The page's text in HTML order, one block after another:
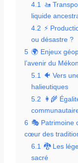
4.1
🚤
liquide
4.2 ⚡
ou désastre ?
5 🌍 Enjeux
l’avenir du
5.1
🐠 Vers
halieutiques
5.2
👩‍🌾
6 🎭 Patrimoine
cœur des
6.1 🐉 Les
sacré